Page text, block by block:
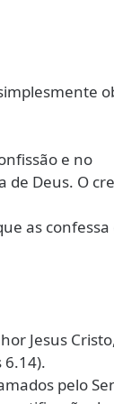
e no
de Deus. O
as confessa
Jesus
6.14).
pelo